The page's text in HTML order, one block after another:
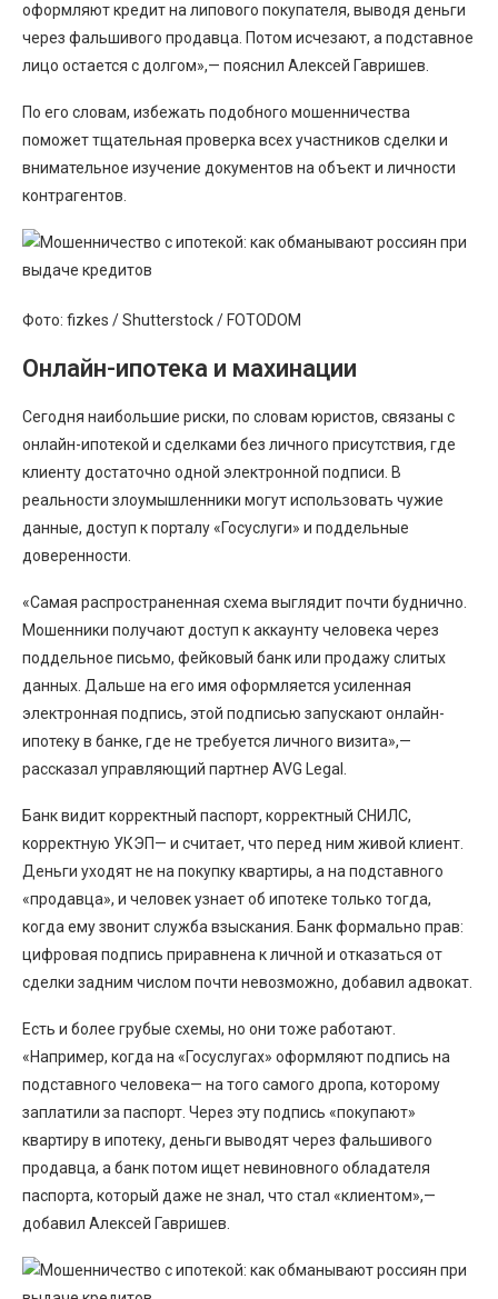
оформляют кредит на липового покупателя, выводя деньги
через фальшивого продавца. Потом исчезают, а подставное
лицо остается с долгом»,— пояснил Алексей Гавришев.
По его словам, избежать подобного мошенничества
поможет тщательная проверка всех участников сделки и
внимательное изучение документов на объект и личности
контрагентов.
Фото: fizkes / Shutterstock / FOTODOM
Онлайн-ипотека и махинации
Сегодня наибольшие риски, по словам юристов, связаны с
онлайн-ипотекой и сделками без личного присутствия, где
клиенту достаточно одной электронной подписи. В
реальности злоумышленники могут использовать чужие
данные, доступ к порталу «Госуслуги» и поддельные
доверенности.
«Самая распространенная схема выглядит почти буднично.
Мошенники получают доступ к аккаунту человека через
поддельное письмо, фейковый банк или продажу слитых
данных. Дальше на его имя оформляется усиленная
электронная подпись, этой подписью запускают онлайн-
ипотеку в банке, где не требуется личного визита»,—
рассказал управляющий партнер AVG Legal.
Банк видит корректный паспорт, корректный СНИЛС,
корректную УКЭП— и считает, что перед ним живой клиент.
Деньги уходят не на покупку квартиры, а на подставного
«продавца», и человек узнает об ипотеке только тогда,
когда ему звонит служба взыскания. Банк формально прав:
цифровая подпись приравнена к личной и отказаться от
сделки задним числом почти невозможно, добавил адвокат.
Есть и более грубые схемы, но они тоже работают.
«Например, когда на «Госуслугах» оформляют подпись на
подставного человека— на того самого дропа, которому
заплатили за паспорт. Через эту подпись «покупают»
квартиру в ипотеку, деньги выводят через фальшивого
продавца, а банк потом ищет невиновного обладателя
паспорта, который даже не знал, что стал «клиентом»,—
добавил Алексей Гавришев.